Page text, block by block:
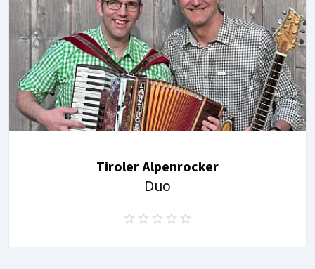
Tiroler Alpenrocker
Duo